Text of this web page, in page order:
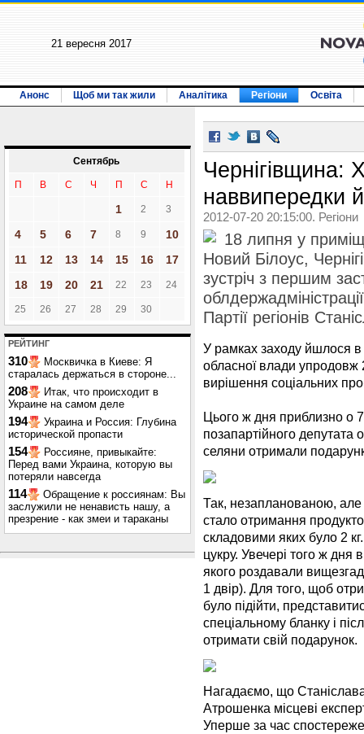
21 вересня 2017
Анонс Щоб ми так жили Аналітика Регіони Освіта
Сентябрь
П В С Ч П С Н
1 2 3
4 5 6 7 8 9
10
11
12 13 14 15 16
17
18
19 20 21 22 23 24
25 26 27 28 29 30
РЕЙТИНГ
310
Москвичка в Киеве: Я
старалась держаться в стороне...
208
Итак, что происходит в
Украине на самом деле
194
Украина и Россия: Глубина
исторической пропасти
154
Россияне, привыкайте:
Перед вами Украина, которую вы
потеряли навсегда
114
Обращение к россиянам: Вы
заслужили не ненависть нашу, а
презрение - как змеи и тараканы
Чернігівщина:
наввипередки
2012-07-20 20:15:00. Регіони
18 липня у
Новий Білоус,
зустріч з першим
Партії регіонів
У рамках заходу йшлося в
обласної влади упродовж
вирішення соціальних
Цього ж дня приблизно о
позапартійного
селяни отримали
Так, незапланованою,
стало отримання
складовими яких було 2
цукру. Увечері того ж дня
якого роздавали
1 двір). Для того, щоб
було підійти,
спеціальному бланку і
отримати свій подарунок.
Нагадаємо, що
Атрошенка місцеві
Уперше за час